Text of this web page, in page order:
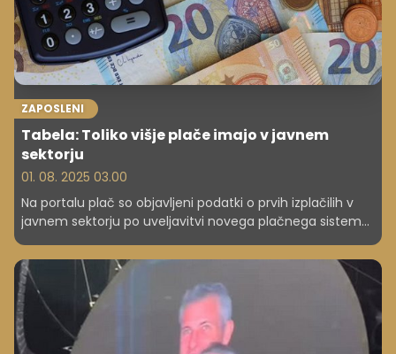
ZAPOSLENI
Tabela: Toliko višje plače imajo v javnem
sektorju
01. 08. 2025 03.00
Na portalu plač so objavljeni podatki o prvih izplačilih v
javnem sektorju po uveljavitvi novega plačnega sistema.